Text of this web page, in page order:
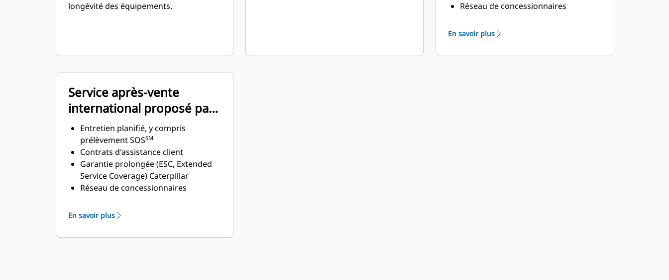
longévité des équipements.
Réseau de concessionnaires
Vaste réseau de concessionnaires
SAV avec le programme de
distributeurs SAV industriels (ISD)
En savoir plus
Service après-vente
international proposé par
le réseau mondial de
concessionnaires Cat
Entretien planifié, y compris
prélèvement SOSSM
Contrats d'assistance client
Garantie prolongée (ESC, Extended
Service Coverage) Caterpillar
Réseau de concessionnaires
Vaste réseau de concessionnaires
SAV avec le programme de
distributeurs SAV industriels (ISD)
En savoir plus